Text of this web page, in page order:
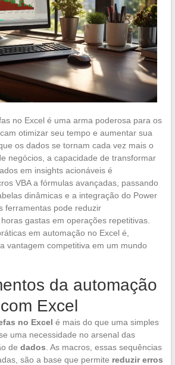
no Excel é uma arma poderosa para os
otimizar seu tempo e aumentar sua
os dados se tornam cada vez mais o
negócios, a capacidade de transformar
em insights acionáveis é
VBA a fórmulas avançadas, passando
dinâmicas e a integração do Power
ferramentas pode reduzir
gastas em operações repetitivas.
em automação no Excel é,
vantagem competitiva em um mundo
da automação
Excel
no Excel é mais do que uma simples
uma necessidade no arsenal das
de dados . As macros, essas sequências
são a base que permite reduzir erros